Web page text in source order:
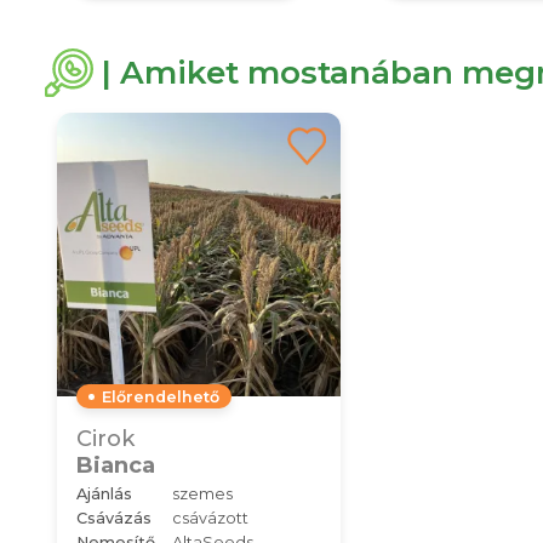
| Amiket mostanában
Előrendelhető
Cirok
Bianca
Ajánlás
szemes
Csávázás
csávázott